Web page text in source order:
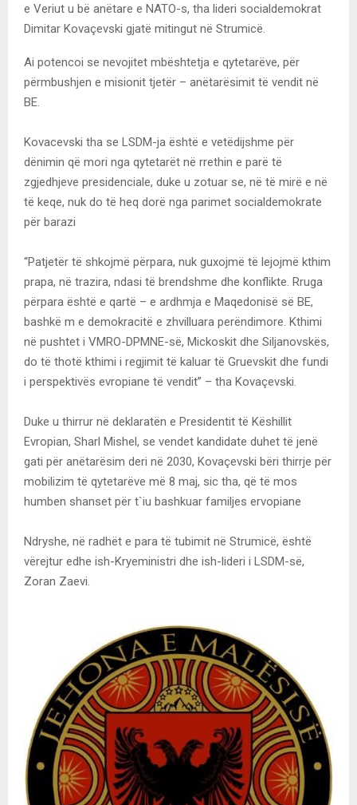
e Veriut u bë anëtare e NATO-s, tha lideri socialdemokrat
Dimitar Kovaçevski gjatë mitingut në Strumicë.
Ai potencoi se nevojitet mbështetja e qytetarëve, për
përmbushjen e misionit tjetër – anëtarësimit të vendit në
BE.
Kovacevski tha se LSDM-ja është e vetëdijshme për
dënimin që mori nga qytetarët në rrethin e parë të
zgjedhjeve presidenciale, duke u zotuar se, në të mirë e në
të keqe, nuk do të heq dorë nga parimet socialdemokrate
për barazi
“Patjetër të shkojmë përpara, nuk guxojmë të lejojmë kthim
prapa, në trazira, ndasi të brendshme dhe konflikte. Rruga
përpara është e qartë – e ardhmja e Maqedonisë së BE,
bashkë m e demokracitë e zhvilluara perëndimore. Kthimi
në pushtet i VMRO-DPMNE-së, Mickoskit dhe Siljanovskës,
do të thotë kthimi i regjimit të kaluar të Gruevskit dhe fundi
i perspektivës evropiane të vendit” – tha Kovaçevski.
Duke u thirrur në deklaratën e Presidentit të Këshillit
Evropian, Sharl Mishel, se vendet kandidate duhet të jenë
gati për anëtarësim deri në 2030, Kovaçevski bëri thirrje për
mobilizim të qytetarëve më 8 maj, sic tha, që të mos
humben shanset për t`iu bashkuar familjes ervopiane
Ndryshe, në radhët e para të tubimit në Strumicë, është
vërejtur edhe ish-Kryeministri dhe ish-lideri i LSDM-së,
Zoran Zaevi.